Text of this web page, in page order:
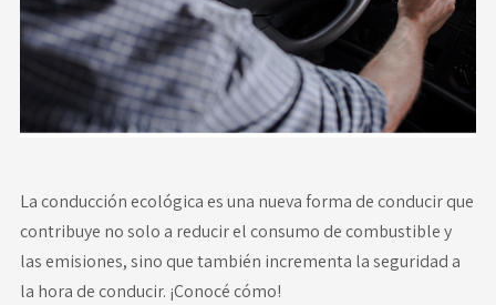
Faq
Contacto
Área de clientes
La conducción ecológica es una nueva forma de conducir que
contribuye no solo a reducir el consumo de combustible y
las emisiones, sino que también incrementa la seguridad a
la hora de conducir. ¡Conocé cómo!